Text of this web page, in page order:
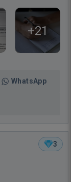
+21
WhatsApp
3